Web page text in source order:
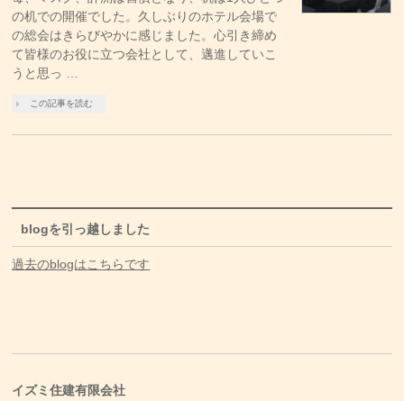
の机での開催でした。久しぶりのホテル会場で
の総会はきらびやかに感じました。心引き締め
て皆様のお役に立つ会社として、邁進していこ
うと思っ …
この記事を読む
blogを引っ越しました
過去のblogはこちらです
イズミ住建有限会社